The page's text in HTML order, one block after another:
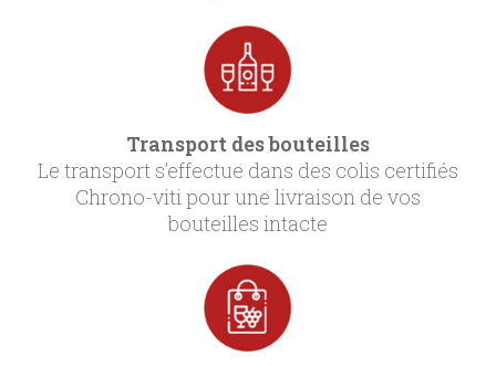
Transport des bouteilles
Le transport s’effectue dans des colis certifiés
Chrono-viti pour une livraison de vos
bouteilles intacte